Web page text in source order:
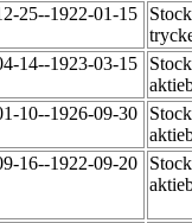
25--1922-01-15
14--1923-03-15
10--1926-09-30
16--1922-09-20